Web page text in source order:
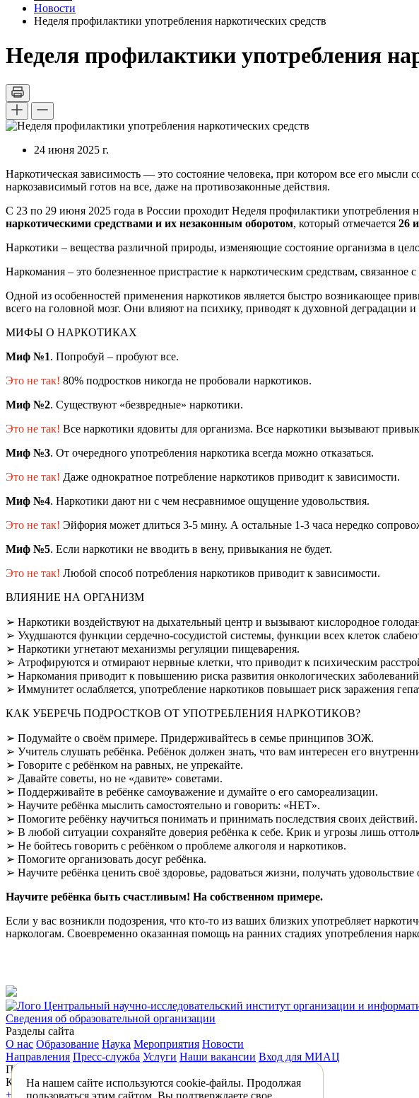
На нашем сайте используются cookie-файлы. Продолжая
пользоваться этим сайтом, Вы подтверждаете свое
Новости
Неделя профилактики употребления наркотических средств
Неделя профилактики употребления
24 июня 2025 г.
Наркотическая зависимость — это состояние человека, при котором все его
наркозависимый готов на все, даже на противозаконные действия.
С 23 по 29 июня 2025 года в России проходит Неделя профилактики употребления
наркотическими средствами и их незаконным оборотом, который отмечается 26
Наркотики – вещества различной природы, изменяющие состояние организма в
Наркомания – это болезненное пристрастие к наркотическим средствам, связанное
Одной из особенностей применения наркотиков является быстро возникающее
всего на головной мозг. Они влияют на психику, приводят к духовной деградации
МИФЫ О НАРКОТИКАХ
Миф №1. Попробуй – пробуют все.
Это не так! 80% подростков никогда не пробовали наркотиков.
Миф №2. Существуют «безвредные» наркотики.
Это не так! Все наркотики ядовиты для организма. Все наркотики вызывают
Миф №3. От очередного употребления наркотика всегда можно отказаться.
Это не так! Даже однократное потребление наркотиков приводит к зависимости.
Миф №4. Наркотики дают ни с чем несравнимое ощущение удовольствия.
Это не так! Эйфория может длиться 3-5 мину. А остальные 1-3 часа нередко
Миф №5. Если наркотики не вводить в вену, привыкания не будет.
Это не так! Любой способ потребления наркотиков приводит к зависимости.
ВЛИЯНИЕ НА ОРГАНИЗМ
➢ Наркотики воздействуют на дыхательный центр и вызывают кислородное
➢ Ухудшаются функции сердечно-сосудистой системы, функции всех клеток
➢ Наркотики угнетают механизмы регуляции пищеварения.
➢ Атрофируются и отмирают нервные клетки, что приводит к психическим
➢ Наркомания приводит к повышению риска развития онкологических
➢ Иммунитет ослабляется, употребление наркотиков повышает риск заражения
КАК УБЕРЕЧЬ ПОДРОСТКОВ ОТ УПОТРЕБЛЕНИЯ НАРКОТИКОВ?
➢ Подумайте о своём примере. Придерживайтесь в семье принципов ЗОЖ.
➢ Учитель слушать ребёнка. Ребёнок должен знать, что вам интересен его
➢ Говорите с ребёнком на равных, не упрекайте.
➢ Давайте советы, но не «давите» советами.
➢ Поддерживайте в ребёнке самоуважение и думайте о его самореализации.
➢ Научите ребёнка мыслить самостоятельно и говорить: «НЕТ».
➢ Помогите ребёнку научиться понимать и принимать последствия своих действий.
➢ В любой ситуации сохраняйте доверия ребёнка к себе. Крик и угрозы лишь
➢ Не бойтесь говорить с ребёнком о проблеме алкоголя и наркотиков.
➢ Помогите организовать досуг ребёнка.
➢ Научите ребёнка ценить своё здоровье, радоваться жизни, получать
Научите ребёнка быть счастливым! На собственном примере.
Если у вас возникли подозрения, что кто-то из ваших близких употребляет
наркологам. Своевременно оказанная помощь на ранних стадиях употребления
Центральный научно-исследовательский институт организации и
Сведения об образовательной организации
Разделы сайта
О нас Образование Наука Мероприятия Новости
Направления Пресс-служба Услуги Наши вакансии Вход для МИАЦ
Подписаться на новости
Контакты
+7 (495) 618-31-83 mail@mednet.ru